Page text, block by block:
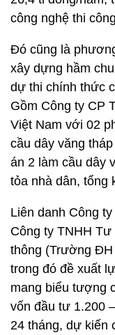
công nghệ thi
Đó cũng là
xây dựng hầm
dự thi chính thức
Gồm Công ty CP
Việt Nam với 02
cầu dây văng
án 2 làm cầu dây
tỏa nhà dân, tổng
Liên danh Công
Công ty TNHH
thông (Trường
trong đó đề xuất
mang biểu tượng
vốn đầu tư 1.200
24 tháng, dự kiến